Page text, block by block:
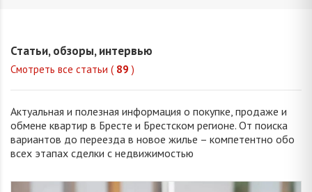
Статьи, обзоры, интервью
Смотреть все статьи ( 89 )
Актуальная и полезная информация о покупке, продаже и
обмене квартир в Бресте и Брестском регионе. От поиска
вариантов до переезда в новое жилье – компетентно обо
всех этапах сделки с недвижимостью